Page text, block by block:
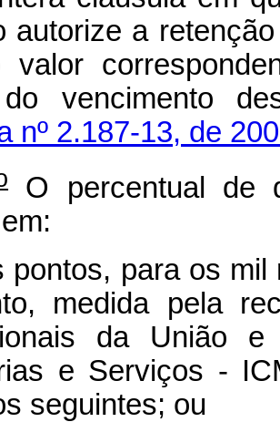
autorize a
valor
do vencimento
nº 2.187-13, de
O percentual
pontos, para os
medida pela
da União
e Serviços -
seguintes; ou